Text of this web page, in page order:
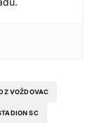
VOŽDOVAC
SC